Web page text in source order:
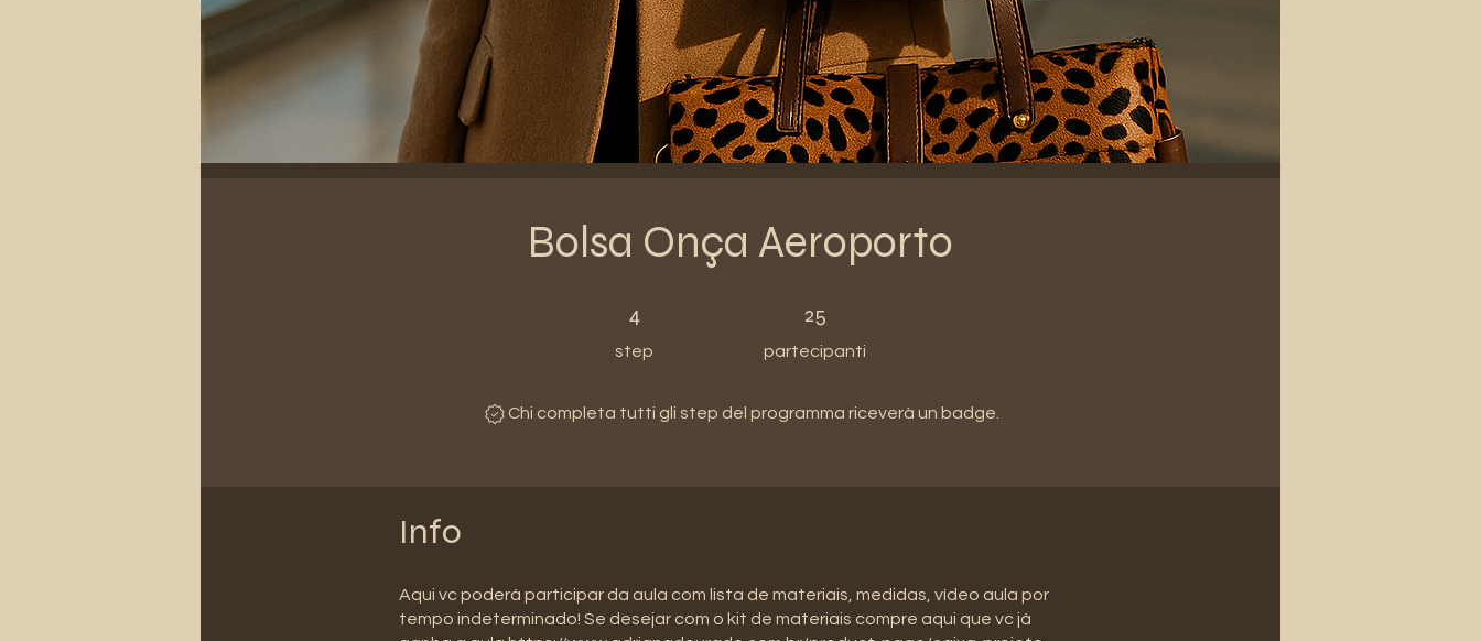
Bolsa Onça Aeroporto
4
step
25
partecipanti
Chi completa tutti gli step del programma riceverà un badge.
Info
Aqui vc poderá participar da aula com lista de materiais, medidas, vídeo aula por
tempo indeterminado! Se desejar com o kit de materiais compre aqui que vc já